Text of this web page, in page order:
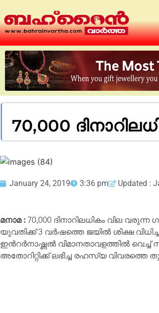
70,000
January 24, 2019 3:36 pm Updated :
മനാമ :70,000 ദിനാറിലധികം വില
യുവതിക്ക് 3 വർഷത്തെ ജയിൽ ശിക്ഷ
ഇൻറർനാഷ്ണൽ വിമാനതാവളത്തിൽ വെച്ച്
അതോറിറ്റിക്ക് ലഭിച്ച രഹസ്യ